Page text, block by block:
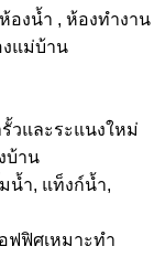
องน้ำ , ห้องทำงาน
งแม่บ้าน
วและระแนงใหม่
บ้าน
มน้ำ, แท็งก์น้ำ,
ฟฟิศเหมาะทำ